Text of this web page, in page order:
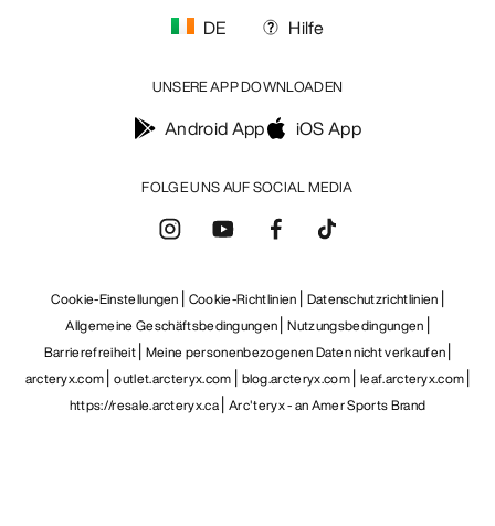
FOLGE UNS AUF SOCIAL MEDIA
DE Hilfe
UNSERE APP DOWNLOADEN
Android App iOS App
Cookie-Einstellungen Cookie-Richtlinien Datenschutzrichtlinien
Allgemeine Geschäftsbedingungen Nutzungsbedingungen
Barrierefreiheit Meine personenbezogenen Daten nicht verkaufen
arcteryx.com outlet.arcteryx.com blog.arcteryx.com leaf.arcteryx.com
https://resale.arcteryx.ca Arc'teryx - an Amer Sports Brand